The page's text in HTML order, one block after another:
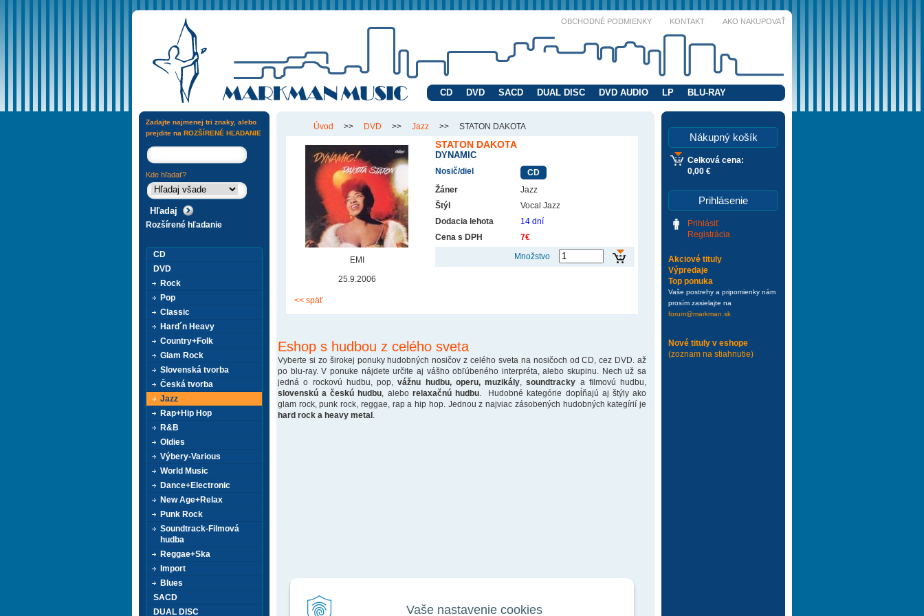
Vaše nastavenie cookies
OBCHODNÉ PODMIENKY KONTAKT AKO NAKUPOVAŤ
CD DVD SACD DUAL DISC DVD AUDIO LP BLU-RAY
Úvod >> DVD >> Jazz >> STATON DAKOTA
EMI
25.9.2006
STATON DAKOTA
DYNAMIC
Nosič/diel
CD
Žáner
Jazz
Štýl
Vocal Jazz
Dodacia lehota
14 dní
Cena s DPH
7€
Množstvo
<< späť
Eshop s hudbou z celého sveta
Vyberte si zo širokej ponuky hudobných nosičov z celého sveta na nosičoch od CD, cez DVD. až
po blu-ray. V ponuke nájdete určite aj vášho obľúbeného interpréta, alebo skupinu. Nech už sa
jedná o rockovú hudbu, pop,vážnu hudbu, operu, muzikály ,soundtracky a filmovú hudbu,
slovenskú a českú hudbu , alebo relaxačnú hudbu. Hudobné kategórie dopĺňajú aj štýly ako
glam rock, punk rock, reggae, rap a hip hop. Jednou z najviac zásobených hudobných kategírií je
hard rock a heavy metal
Nákupný košík
Celková cena:
0,00 €
Prihlásenie
Prihlásiť
Registrácia
Akciové tituly
Výpredaje
Top ponuka
Vaše postrehy a pripomienky nám
prosím zasielajte na
forum@markman.sk
Nové tituly v eshope
(zoznam na stiahnutie)
Zadajte najmenej tri znaky, alebo
prejdite na ROZŠÍRENÉ HĽADANIE
Kde hľadať?
Rozšírené hľadanie
CD
DVD
Rock
Pop
Classic
Hard´n Heavy
Country+Folk
Glam Rock
Slovenská tvorba
Česká tvorba
Jazz
Rap+Hip Hop
R&B
Oldies
Výbery-Various
World Music
Dance+Electronic
New Age+Relax
Punk Rock
Soundtrack-Filmová
hudba
Reggae+Ska
Import
Blues
SACD
DUAL DISC